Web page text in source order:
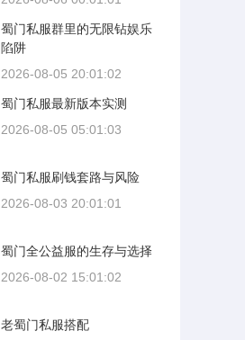
蜀门私服群里的无限钻娱乐
陷阱
2026-08-05 20:01:02
蜀门私服最新版本实测
2026-08-05 05:01:03
蜀门私服刷钱套路与风险
2026-08-03 20:01:01
蜀门全公益服的生存与选择
2026-08-02 15:01:02
老蜀门私服搭配